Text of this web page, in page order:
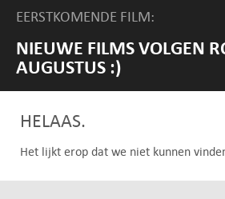
EERSTKOMENDE FILM:
NIEUWE FILMS VOLGEN
AUGUSTUS :)
HELAAS.
Het lijkt erop dat we niet kunnen